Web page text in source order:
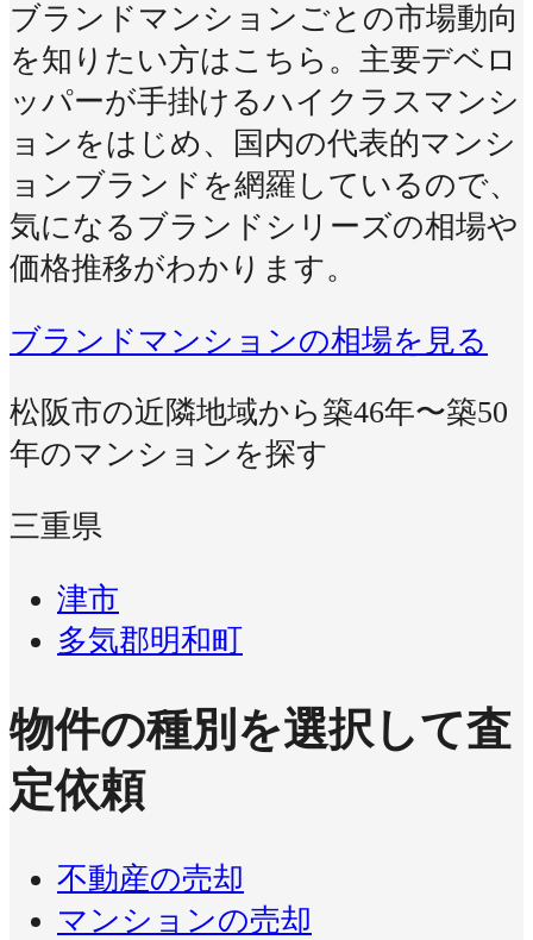
ブランドマンションごとの市場動向
を知りたい方はこちら。主要デベロ
ッパーが手掛けるハイクラスマンシ
ョンをはじめ、国内の代表的マンシ
ョンブランドを網羅しているので、
気になるブランドシリーズの相場や
価格推移がわかります。
ブランドマンションの相場を見る
松阪市の近隣地域から築46年〜築50
年のマンションを探す
三重県
津市
多気郡明和町
物件の種別を選択して査
定依頼
不動産の売却
マンションの売却